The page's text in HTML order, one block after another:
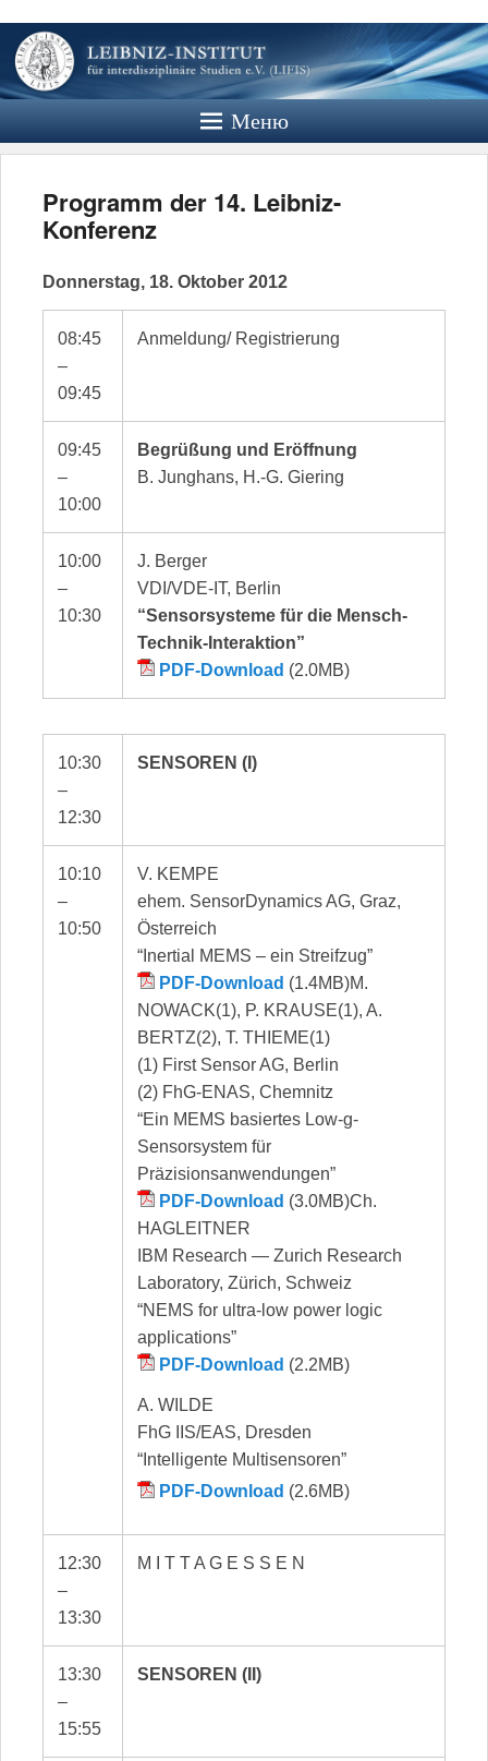
Leibniz
Institut
Website des Leibniz Instituts für
Interdisziplinäre Studien e.V.
Меню
Programm der 14. Leibniz-
Konferenz
Donnerstag, 18. Oktober 2012
08:45
–
09:45
Anmeldung/ Registrierung
09:45
–
10:00
Begrüßung und Eröffnung
B. Junghans, H.-G. Giering
10:00
–
10:30
J. Berger
VDI/VDE-IT, Berlin
“Sensorsysteme für die Mensch-
Technik-Interaktion”
PDF-Download (2.0MB)
10:30
–
12:30
SENSOREN (I)
10:10
–
10:50
V. KEMPE
ehem. SensorDynamics AG, Graz,
Österreich
“Inertial MEMS – ein Streifzug”
PDF-Download (1.4MB)M.
NOWACK(1), P. KRAUSE(1), A.
BERTZ(2), T. THIEME(1)
(1) First Sensor AG, Berlin
(2) FhG-ENAS, Chemnitz
“Ein MEMS basiertes Low-g-
Sensorsystem für
Präzisionsanwendungen”
PDF-Download (3.0MB)Ch.
HAGLEITNER
IBM Research — Zurich Research
Laboratory, Zürich, Schweiz
“NEMS for ultra-low power logic
applications”
PDF-Download (2.2MB)
A. WILDE
FhG IIS/EAS, Dresden
“Intelligente Multisensoren”
PDF-Download (2.6MB)
12:30
–
13:30
M I T T A G E S S E N
13:30
–
15:55
SENSOREN (II)